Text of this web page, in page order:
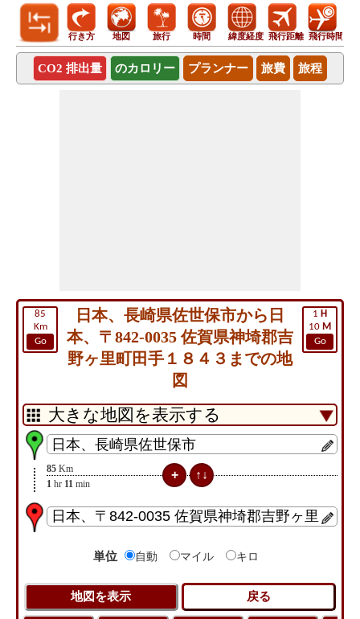
行き方 地図 旅行 時間 緯度経度 飛行距離 飛行時間
CO2 排出量 のカロリー プランナー 旅費 旅程
85
Km
Go
1 H
10 M
Go
日本、長崎県佐世保市から日
本、〒842-0035 佐賀県神埼郡吉
野ヶ里町田手１８４３までの地
図
85 Km
1 hr 11 min
単位 自動 マイル キロ